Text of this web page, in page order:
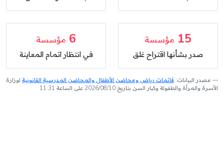
15 مؤسسة
صدر بشأنها اقتراح غلق
6 مؤسسة
في انتظار اتمام المعاينة
مصدر البيانات: قائمات رياض ومحاضن الأطفال والمحاضن المدرسية القانونية لوزارة
الأسرة والمرأة والطفولة وكبار السن بتاريخ 2026/08/10 على الساعة 11:31